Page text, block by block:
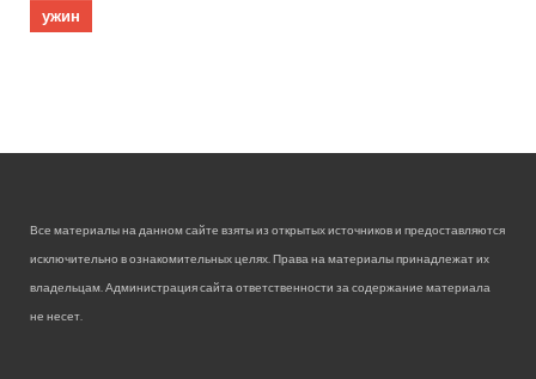
ужин
Все материалы на данном сайте взяты из открытых источников и предоставляются
исключительно в ознакомительных целях. Права на материалы принадлежат их
владельцам. Администрация сайта ответственности за содержание материала
не несет.